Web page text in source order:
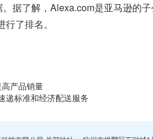
据了解，Alexa.com是亚马逊的
了排名。
产品销量
递标准和经济配送服务